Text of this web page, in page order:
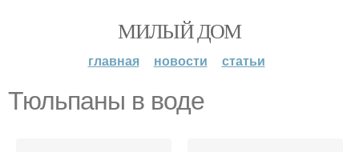
МИЛЫЙ ДОМ
главная новости статьи
Тюльпаны в воде